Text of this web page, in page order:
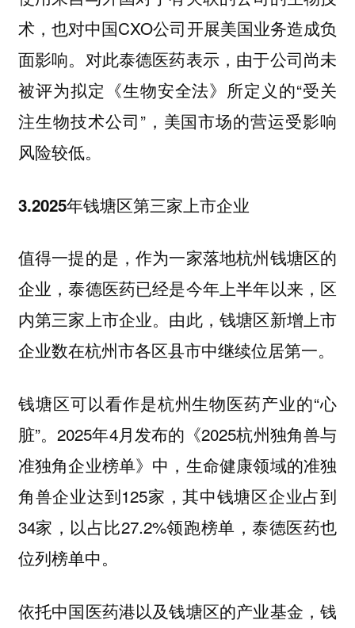
术，也对中国CXO公司开展美国业务造成负
面影响。对此泰德医药表示，由于公司尚未
被评为拟定《生物安全法》所定义的“受关
注生物技术公司”， 美国市场的营运受影响
风险较低。
3.2025年钱塘区第三家上市企业
值得一提的是，作为一家落地杭州钱塘区的
企业，泰德医药已经是今年上半年以来，区
内第三家上市企业。由此，钱塘区新增上市
企业数在杭州市各区县市中继续位居第一。
钱塘区可以看作是杭州生物医药产业的“心
脏”。2025年4月发布的《2025杭州独角兽与
准独角企业榜单》中，生命健康领域的准独
角兽企业达到125家，其中钱塘区企业占到
34家，以占比27.2%领跑榜单，泰德医药也
位列榜单中。
依托中国医药港以及钱塘区的产业基金，钱